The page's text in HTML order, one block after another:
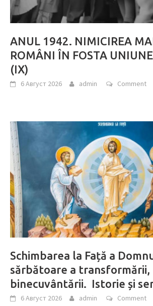
ANUL 1942. NIMICIREA
ROMÂNI ÎN FOSTA
(IX)
6 Август 2026 admin Comment
Schimbarea la Față a
sărbătoare a transformării,
binecuvântării. Istorie și
6 Август 2026 admin Comment